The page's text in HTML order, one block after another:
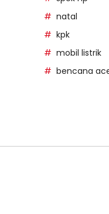
natal
kpk
mobil listrik
bencana